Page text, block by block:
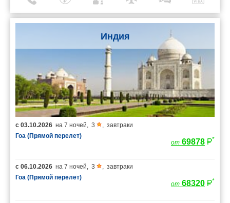
Индия
с 03.10.2026 на 7 ночей, 3 , завтраки
Гоа (Прямой перелет)
от 69878 *
с 06.10.2026 на 7 ночей, 3 , завтраки
Гоа (Прямой перелет)
от 68320 *